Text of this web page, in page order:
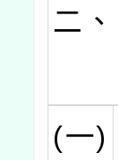
二、
(一)